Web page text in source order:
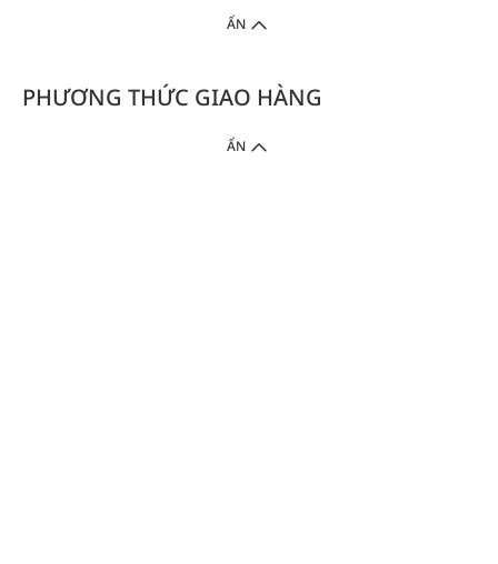
ẨN
PHƯƠNG THỨC GIAO HÀNG
ẨN